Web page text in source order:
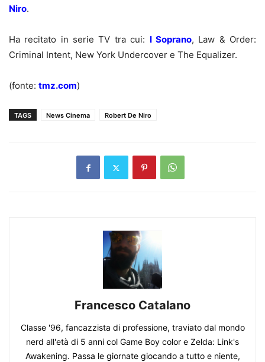
Niro.
Ha recitato in serie TV tra cui: I Soprano, Law & Order:
Criminal Intent, New York Undercover e The Equalizer.
(fonte: tmz.com)
TAGS News Cinema Robert De Niro
Francesco Catalano
Classe '96, fancazzista di professione, traviato dal mondo
nerd all'età di 5 anni col Game Boy color e Zelda: Link's
Awakening. Passa le giornate giocando a tutto e niente,